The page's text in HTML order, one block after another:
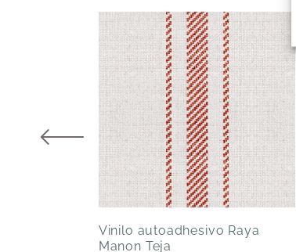
Vinilo autoadhesivo Raya
Manon Teja